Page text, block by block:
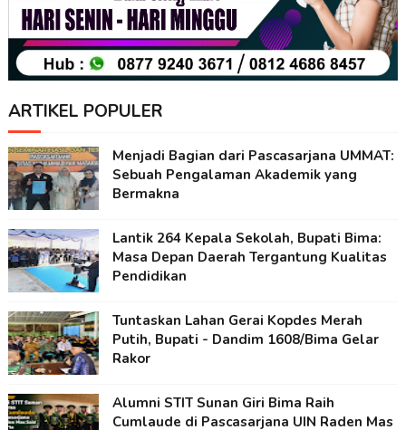
ARTIKEL POPULER
Menjadi Bagian dari Pascasarjana UMMAT:
Sebuah Pengalaman Akademik yang
Bermakna
Lantik 264 Kepala Sekolah, Bupati Bima:
Masa Depan Daerah Tergantung Kualitas
Pendidikan
Tuntaskan Lahan Gerai Kopdes Merah
Putih, Bupati - Dandim 1608/Bima Gelar
Rakor
Alumni STIT Sunan Giri Bima Raih
Cumlaude di Pascasarjana UIN Raden Mas